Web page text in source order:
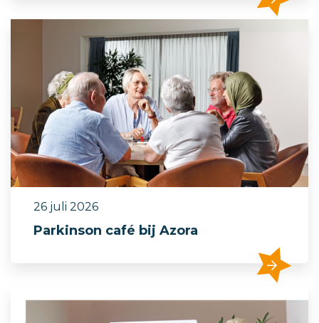
26 juli 2026
Parkinson café bij Azora